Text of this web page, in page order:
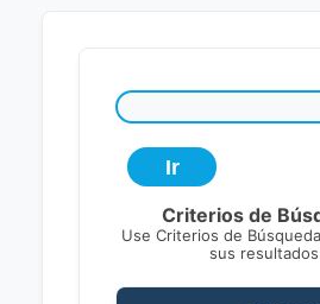
Criterios de
Use Criterios de
sus